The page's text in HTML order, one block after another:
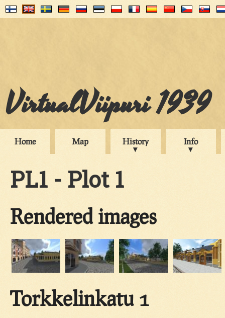
VirtualViipuri 1939
Home Map History Info
PL1 - Plot 1
Rendered images
Torkkelinkatu 1